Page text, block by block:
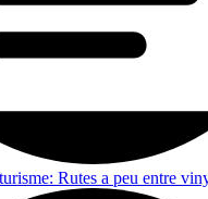
Rutes a peu entre